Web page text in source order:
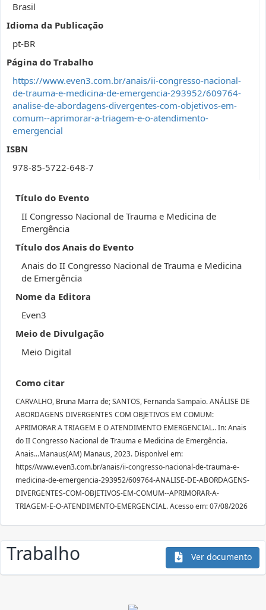
Brasil
Idioma da Publicação
pt-BR
Página do Trabalho
https://www.even3.com.br/anais/ii-congresso-nacional-
de-trauma-e-medicina-de-emergencia-293952/609764-
analise-de-abordagens-divergentes-com-objetivos-em-
comum--aprimorar-a-triagem-e-o-atendimento-
emergencial
ISBN
978-85-5722-648-7
Título do Evento
II Congresso Nacional de Trauma e Medicina de
Emergência
Título dos Anais do Evento
Anais do II Congresso Nacional de Trauma e Medicina
de Emergência
Nome da Editora
Even3
Meio de Divulgação
Meio Digital
Como citar
CARVALHO, Bruna Marra de; SANTOS, Fernanda Sampaio. ANÁLISE DE
ABORDAGENS DIVERGENTES COM OBJETIVOS EM COMUM:
APRIMORAR A TRIAGEM E O ATENDIMENTO EMERGENCIAL.. In: Anais
do II Congresso Nacional de Trauma e Medicina de Emergência.
Anais...Manaus(AM) Manaus, 2023. Disponível em:
https//www.even3.com.br/anais/ii-congresso-nacional-de-trauma-e-
medicina-de-emergencia-293952/609764-ANALISE-DE-ABORDAGENS-
DIVERGENTES-COM-OBJETIVOS-EM-COMUM--APRIMORAR-A-
TRIAGEM-E-O-ATENDIMENTO-EMERGENCIAL. Acesso em: 07/08/2026
Trabalho Ver documento